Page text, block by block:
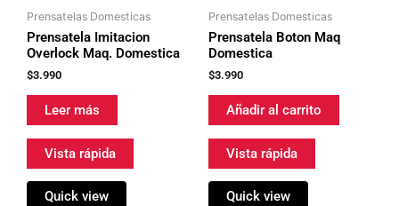
Prensatelas Domesticas
Prensatela Imitacion
Overlock Maq. Domestica
$3.990
Leer más
Vista rápida
Quick view
Prensatelas Domesticas
Prensatela Boton Maq
Domestica
$3.990
Añadir al carrito
Vista rápida
Quick view